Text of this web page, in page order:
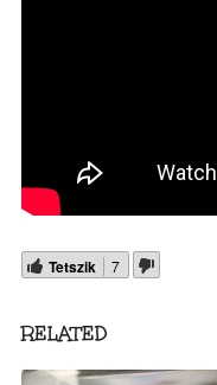
Tetszik 7
RELATED